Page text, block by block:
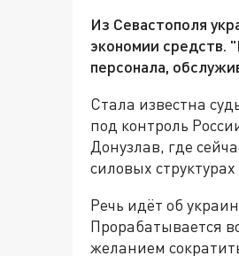
Из Севастополя
экономии средств.
персонала,
Стала известна
под контроль
Донузлав, где
силовых
Речь идёт об
Прорабатывается
желанием